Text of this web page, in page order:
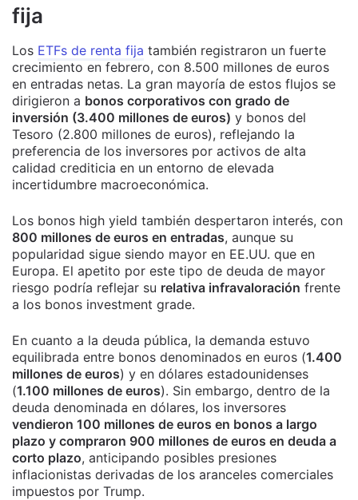
fija
Los ETFs de renta fija también registraron un fuerte
crecimiento en febrero, con 8.500 millones de euros
en entradas netas. La gran mayoría de estos flujos se
dirigieron a bonos corporativos con grado de
inversión (3.400 millones de euros) y bonos del
Tesoro (2.800 millones de euros), reflejando la
preferencia de los inversores por activos de alta
calidad crediticia en un entorno de elevada
incertidumbre macroeconómica.
Los bonos high yield también despertaron interés, con
800 millones de euros en entradas, aunque su
popularidad sigue siendo mayor en EE.UU. que en
Europa. El apetito por este tipo de deuda de mayor
riesgo podría reflejar su relativa infravaloración frente
a los bonos investment grade.
En cuanto a la deuda pública, la demanda estuvo
equilibrada entre bonos denominados en euros (1.400
millones de euros) y en dólares estadounidenses
(1.100 millones de euros). Sin embargo, dentro de la
deuda denominada en dólares, los inversores
vendieron 100 millones de euros en bonos a largo
plazo y compraron 900 millones de euros en deuda a
corto plazo, anticipando posibles presiones
inflacionistas derivadas de los aranceles comerciales
impuestos por Trump.